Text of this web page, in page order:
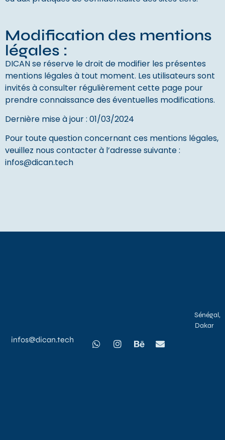
Modification des mentions
légales :
DICAN se réserve le droit de modifier les présentes
mentions légales à tout moment. Les utilisateurs sont
invités à consulter régulièrement cette page pour
prendre connaissance des éventuelles modifications.
Dernière mise à jour : 01/03/2024
Pour toute question concernant ces mentions légales,
veuillez nous contacter à l’adresse suivante :
infos@dican.tech
infos@dican.tech
Sénégal,
Dakar